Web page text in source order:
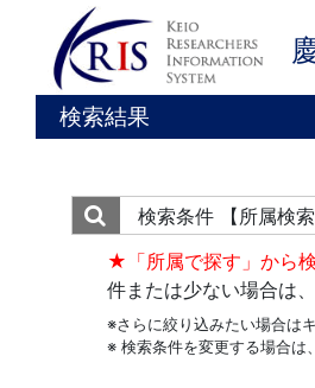
検索結果
検索条件
【所属検
★「所属で探す」から
件または少ない場合は
※さらに絞り込みたい場合は
※ 検索条件を変更する場合は、